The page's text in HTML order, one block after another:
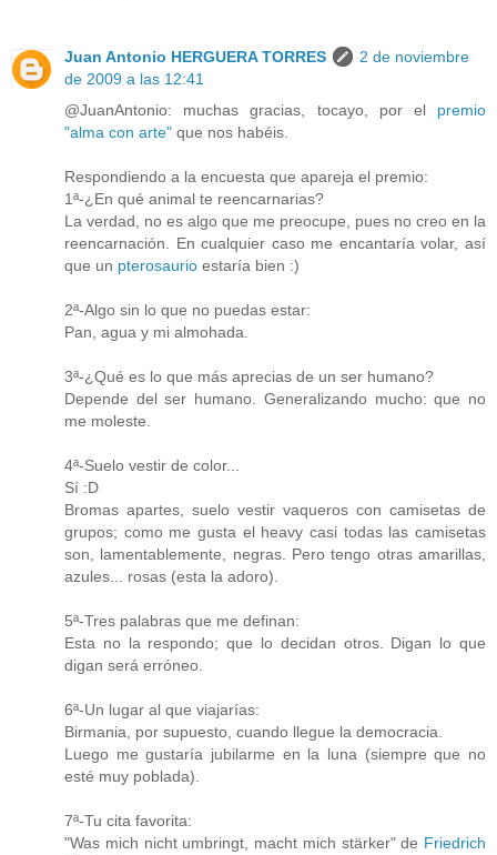
Juan Antonio HERGUERA TORRES
2 de noviembre
de 2009 a las 12:41
@JuanAntonio: muchas gracias, tocayo, por el premio
"alma con arte" que nos habéis.
Respondiendo a la encuesta que apareja el premio:
1ª-¿En qué animal te reencarnarias?
La verdad, no es algo que me preocupe, pues no creo en la
reencarnación. En cualquier caso me encantaría volar, así
que un pterosaurio estaría bien :)
2ª-Algo sin lo que no puedas estar:
Pan, agua y mi almohada.
3ª-¿Qué es lo que más aprecias de un ser humano?
Depende del ser humano. Generalizando mucho: que no
me moleste.
4ª-Suelo vestir de color...
Sí :D
Bromas apartes, suelo vestir vaqueros con camisetas de
grupos; como me gusta el heavy casi todas las camisetas
son, lamentablemente, negras. Pero tengo otras amarillas,
azules... rosas (esta la adoro).
5ª-Tres palabras que me definan:
Esta no la respondo; que lo decidan otros. Digan lo que
digan será erróneo.
6ª-Un lugar al que viajarías:
Birmania, por supuesto, cuando llegue la democracia.
Luego me gustaría jubilarme en la luna (siempre que no
esté muy poblada).
7ª-Tu cita favorita:
"Was mich nicht umbringt, macht mich stärker" de Friedrich